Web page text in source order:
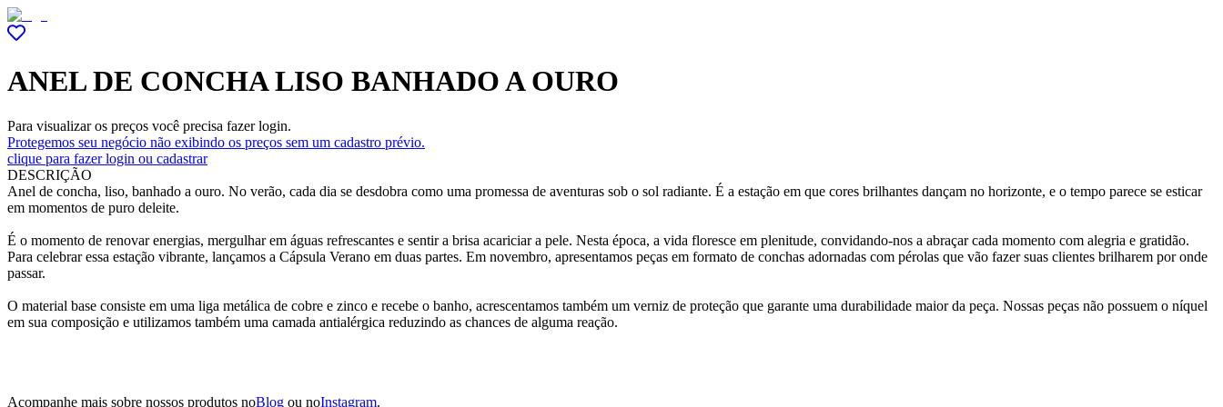
ANEL DE CONCHA LISO BANHADO A OURO
Para visualizar os preços você precisa fazer login.
Protegemos seu negócio não exibindo os preços sem um cadastro prévio.
clique para fazer login ou cadastrar
DESCRIÇÃO
Anel de concha, liso, banhado a ouro. No verão, cada dia se desdobra como uma promessa de aventuras sob o sol radiante. É a estação em que cores brilhantes dançam no horizonte, e o tempo parece se esticar
em momentos de puro deleite.
É o momento de renovar energias, mergulhar em águas refrescantes e sentir a brisa acariciar a pele. Nesta época, a vida floresce em plenitude, convidando-nos a abraçar cada momento com alegria e gratidão.
Para celebrar essa estação vibrante, lançamos a Cápsula Verano em duas partes. Em novembro, apresentamos peças em formato de conchas adornadas com pérolas que vão fazer suas clientes brilharem por onde
passar.
O material base consiste em uma liga metálica de cobre e zinco e recebe o banho, acrescentamos também um verniz de proteção que garante uma durabilidade maior da peça. Nossas peças não possuem o níquel
em sua composição e utilizamos também uma camada antialérgica reduzindo as chances de alguma reação.
Acompanhe mais sobre nossos produtos noBlog ou noInstagram.